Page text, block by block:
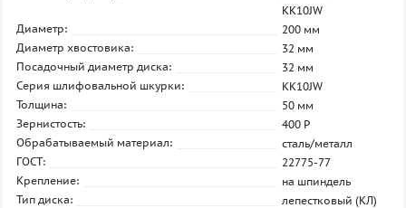
KK10JW
Диаметр:
200 мм
Диаметр хвостовика:
32 мм
Посадочный диаметр диска:
32 мм
Серия шлифовальной шкурки:
KK10JW
Толщина:
50 мм
Зернистость:
400 P
Обрабатываемый материал:
сталь/металл
ГОСТ:
22775-77
Крепление:
на шпиндель
Тип диска:
лепестковый (КЛ)